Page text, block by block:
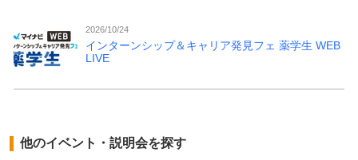
2026/10/24
インターンシップ＆キャリア発見フェ 薬学生 WEB
LIVE
他のイベント・説明会を探す